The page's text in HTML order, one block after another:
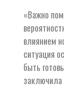
«Важно
влиянием
ситуация
быть
заключила